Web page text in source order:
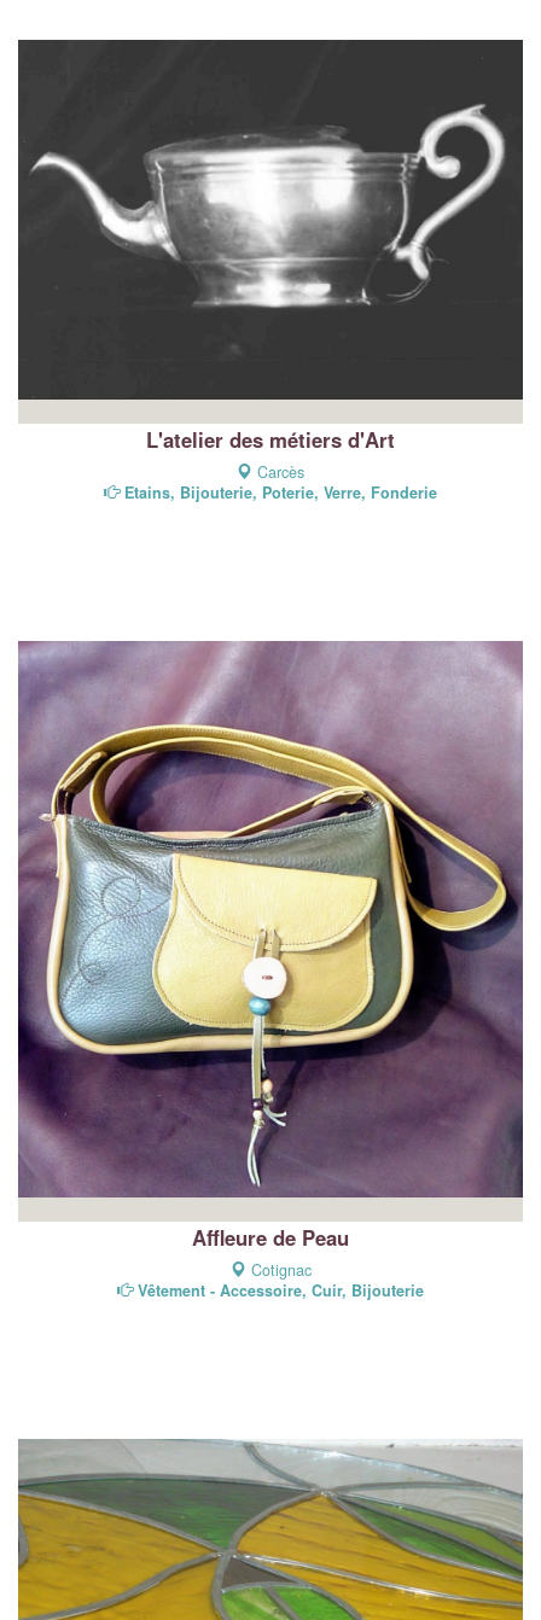
L'atelier des métiers d'Art
Carcès
Etains, Bijouterie, Poterie, Verre, Fonderie
Affleure de Peau
Cotignac
Vêtement - Accessoire, Cuir, Bijouterie